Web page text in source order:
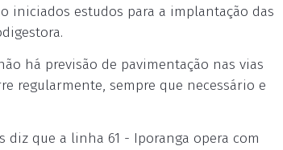
iniciados estudos para a implantação das
há previsão de pavimentação nas vias
regularmente, sempre que necessário e
diz que a linha 61 - Iporanga opera com